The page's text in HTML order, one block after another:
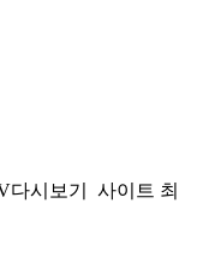
다시보기 사이트 최